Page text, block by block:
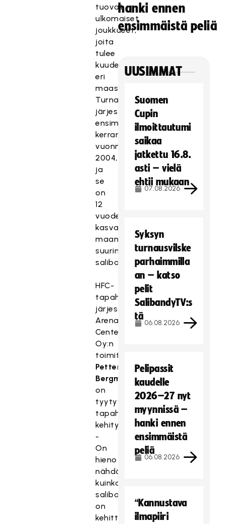
tuovat
ulkomaiset
joukkueet,
joita
tulee
kuudesta
eri
maasta.
Turnaus
järjestettiin
ensimmäisen
kerran
vuonna
2004,
ja
se
on
12
vuodessa
kasvanut
maamme
suurimmaksi
salibandytapahtumaksi.
HFC-
tapahtuman
järjestäjän
Arena
Center
Oy:n
toimitusjohtaja
Petteri
Bergman
on
tyytyväinen
tapahtuman
kehitykseen.
-
On
hieno
nähdä,
kuinka
salibandy
on
kehittynyt
hanki ennen
ensimmäistä peliä
UUSIMMAT
Suomen
Cupin
ilmoittautumi
saikaa
jatkettu 16.8.
asti – vielä
ehtii mukaan
07.08.2026
Syksyn
turnausvilske
parhaimmilla
an – katso
pelit
SalibandyTV:s
tä
06.08.2026
Pelipassit
kaudelle
2026–27 nyt
myynnissä –
hanki ennen
ensimmäistä
peliä
06.08.2026
“Kannustava
ilmapiiri